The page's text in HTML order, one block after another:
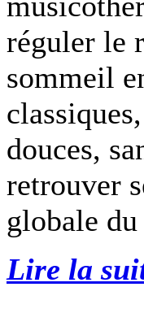
réguler le
sommeil
douces,
retrouver
globale
Lire la